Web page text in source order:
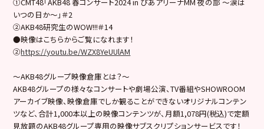
いつの日か〜」＃2
②AKB48研究生のWOW!!!＃14
●映像はこちらからご覧になれます！
②https://youtu.be/WZX8YeUUlAM
～AKB48グループ映像倉庫とは？～
AKB48グループの様々なコンサートや劇場公演、TV番組やSHOWROOM
アーカイブ映像、映像倉庫でしか観ることができないオリジナルコンテン
ツなど、合計1,000本以上の映像コンテンツが、月額1,078円(税込)で定額
見放題のAKB48グループ専用の映像サブスクリプションサービスです！